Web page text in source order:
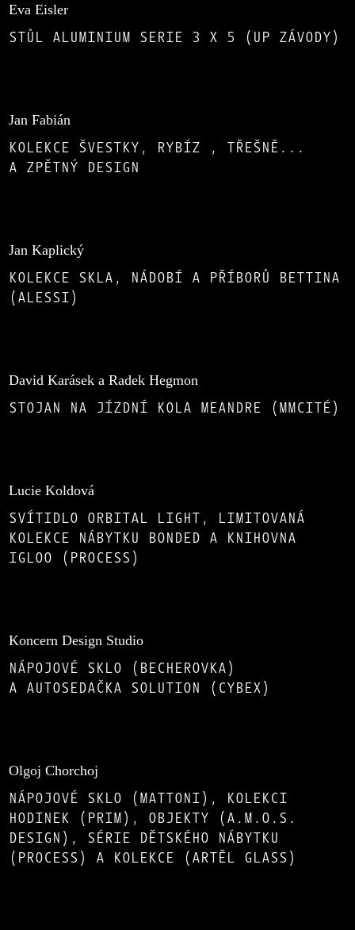
Eva Eisler
STŮL ALUMINIUM SERIE 3 X 5 (UP ZÁVODY)
Jan Fabián
KOLEKCE ŠVESTKY, RYBÍZ , TŘEŠNĚ...
A ZPĚTNÝ DESIGN
Jan Kaplický
KOLEKCE SKLA, NÁDOBÍ A PŘÍBORŮ BETTINA
(ALESSI)
David Karásek a Radek Hegmon
STOJAN NA JÍZDNÍ KOLA MEANDRE (MMCITÉ)
Lucie Koldová
SVÍTIDLO ORBITAL LIGHT, LIMITOVANÁ
KOLEKCE NÁBYTKU BONDED A KNIHOVNA
IGLOO (PROCESS)
Koncern Design Studio
NÁPOJOVÉ SKLO (BECHEROVKA)
A AUTOSEDAČKA SOLUTION (CYBEX)
Olgoj Chorchoj
NÁPOJOVÉ SKLO (MATTONI), KOLEKCI
HODINEK (PRIM), OBJEKTY (A.M.O.S.
DESIGN), SÉRIE DĚTSKÉHO NÁBYTKU
(PROCESS) A KOLEKCE (ARTĚL GLASS)